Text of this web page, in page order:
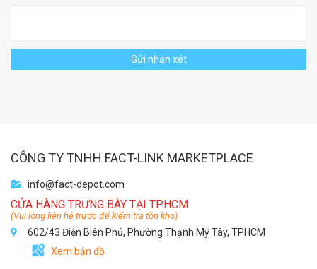
Gửi nhận xét
CÔNG TY TNHH FACT-LINK MARKETPLACE
info@fact-depot.com
CỬA HÀNG TRƯNG BÀY TẠI TP.HCM
(Vui lòng liên hệ trước để kiểm tra tồn kho)
602/43 Điện Biên Phủ, Phường Thạnh Mỹ Tây, TPHCM
Xem bản đồ